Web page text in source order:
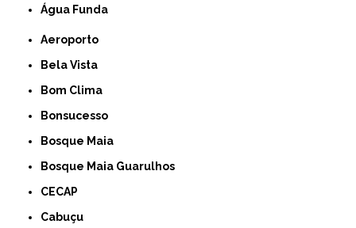
Água Funda
Aeroporto
Bela Vista
Bom Clima
Bonsucesso
Bosque Maia
Bosque Maia Guarulhos
CECAP
Cabuçu